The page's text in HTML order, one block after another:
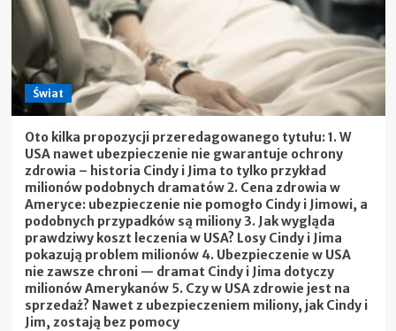
Świat
Oto kilka propozycji przeredagowanego tytułu: 1. W
USA nawet ubezpieczenie nie gwarantuje ochrony
zdrowia – historia Cindy i Jima to tylko przykład
milionów podobnych dramatów 2. Cena zdrowia w
Ameryce: ubezpieczenie nie pomogło Cindy i Jimowi, a
podobnych przypadków są miliony 3. Jak wygląda
prawdziwy koszt leczenia w USA? Losy Cindy i Jima
pokazują problem milionów 4. Ubezpieczenie w USA
nie zawsze chroni — dramat Cindy i Jima dotyczy
milionów Amerykanów 5. Czy w USA zdrowie jest na
sprzedaż? Nawet z ubezpieczeniem miliony, jak Cindy i
Jim, zostają bez pomocy